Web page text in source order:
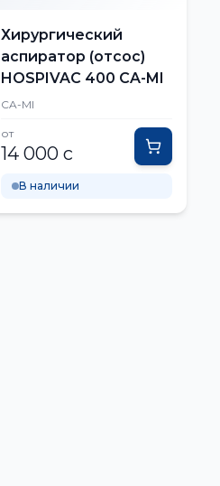
Хирургический
аспиратор (отсос)
HOSPIVAC 400 CA-MI
CA-MI
от
14 000 с
В наличии